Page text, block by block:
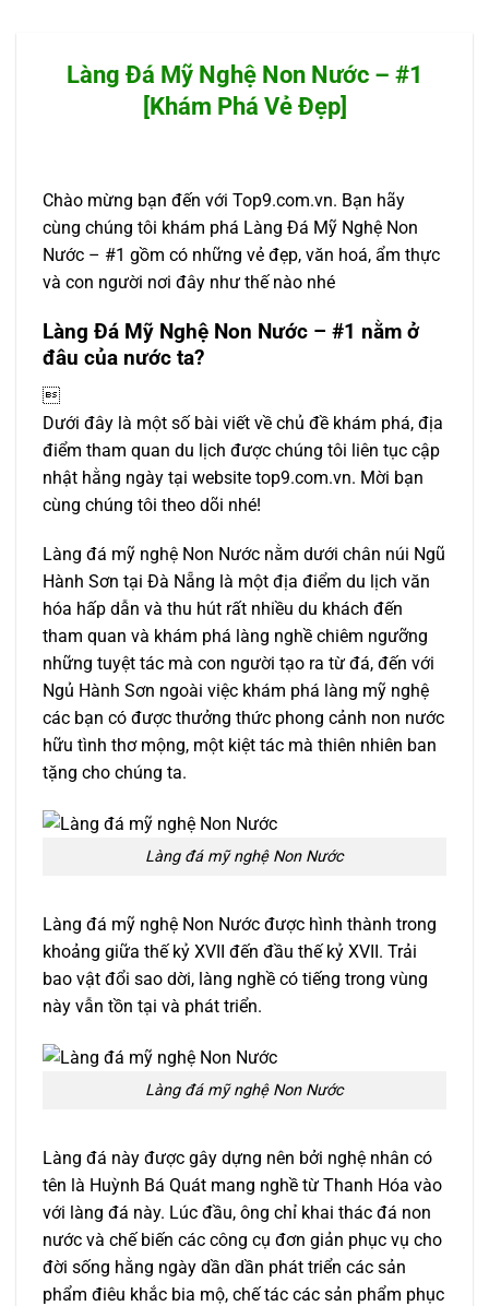
Làng Đá Mỹ Nghệ Non Nước – #1
[Khám Phá Vẻ Đẹp]
Chào mừng bạn đến với Top9.com.vn. Bạn hãy
cùng chúng tôi khám phá Làng Đá Mỹ Nghệ Non
Nước – #1 gồm có những vẻ đẹp, văn hoá, ẩm thực
và con người nơi đây như thế nào nhé
Làng Đá Mỹ Nghệ Non Nước – #1 nằm ở
đâu của nước ta?

Dưới đây là một số bài viết về chủ đề khám phá, địa
điểm tham quan du lịch được chúng tôi liên tục cập
nhật hằng ngày tại website top9.com.vn. Mời bạn
cùng chúng tôi theo dõi nhé!
Làng đá mỹ nghệ Non Nước nằm dưới chân núi Ngũ
Hành Sơn tại Đà Nẵng là một địa điểm du lịch văn
hóa hấp dẫn và thu hút rất nhiều du khách đến
tham quan và khám phá làng nghề chiêm ngưỡng
những tuyệt tác mà con người tạo ra từ đá, đến với
Ngủ Hành Sơn ngoài việc khám phá làng mỹ nghệ
các bạn có được thưởng thức phong cảnh non nước
hữu tình thơ mộng, một kiệt tác mà thiên nhiên ban
tặng cho chúng ta.
Làng đá mỹ nghệ Non Nước
Làng đá mỹ nghệ Non Nước được hình thành trong
khoảng giữa thế kỷ XVII đến đầu thế kỷ XVII. Trải
bao vật đổi sao dời, làng nghề có tiếng trong vùng
này vẫn tồn tại và phát triển.
Làng đá mỹ nghệ Non Nước
Làng đá này được gây dựng nên bởi nghệ nhân có
tên là Huỳnh Bá Quát mang nghề từ Thanh Hóa vào
với làng đá này. Lúc đầu, ông chỉ khai thác đá non
nước và chế biến các công cụ đơn giản phục vụ cho
đời sống hằng ngày dần dần phát triển các sản
phẩm điêu khắc bia mộ, chế tác các sản phẩm phục